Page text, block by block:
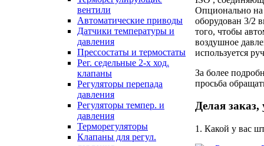
вентили
Автоматические приводы
Датчики температуры и
давления
Прессостаты и термостаты
Рег. седельные 2-х ход.
клапаны
Регуляторы перепада
давления
Регуляторы темпер. и
давления
Терморегуляторы
Клапаны для регул.
Опционально
оборудован 3/2
того, чтобы
воздушное
используется
За более
просьба
Делая заказ,
1. Какой у вас